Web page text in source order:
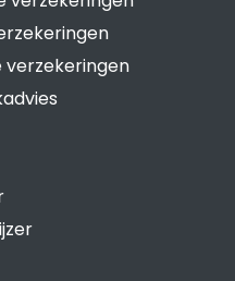
verzekeringen